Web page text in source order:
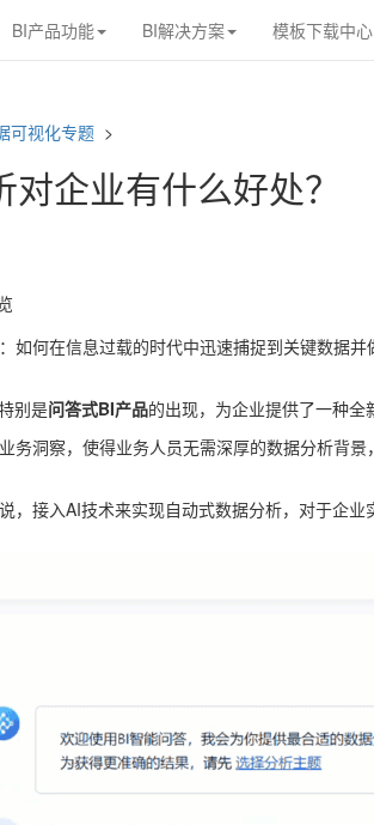
BI产品功能 BI解决方案 模板下载中心
可视化专题 >
企业有什么好处？
如何在信息过载的时代中迅速捕捉到关键数据
别是问答式BI产品的出现，为企业提供了一种全
务洞察，使得业务人员无需深厚的数据分析背景
，接入AI技术来实现自动式数据分析，对于企